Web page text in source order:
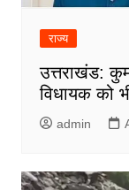
राज्य
उत्तराखंड:
विधायक को
admin